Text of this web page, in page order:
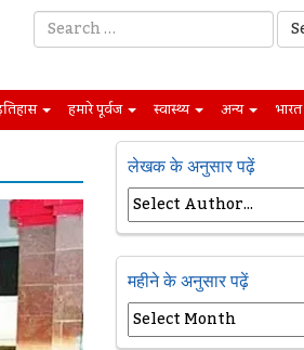
हमारे पूर्वज स्वास्थ्य अन्य भारत
लेखक के अनुसार पढ़ें
महीने के अनुसार पढ़ें